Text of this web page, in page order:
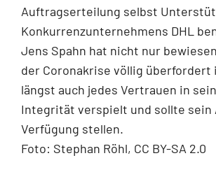
Auftragserteilung selbst
Konkurrenzunternehmens DHL
Jens Spahn hat nicht nur
der Coronakrise völlig überfordert
längst auch jedes Vertrauen in
Integrität verspielt und sollte sein
Verfügung stellen.
Foto: Stephan Röhl, CC BY-SA 2.0